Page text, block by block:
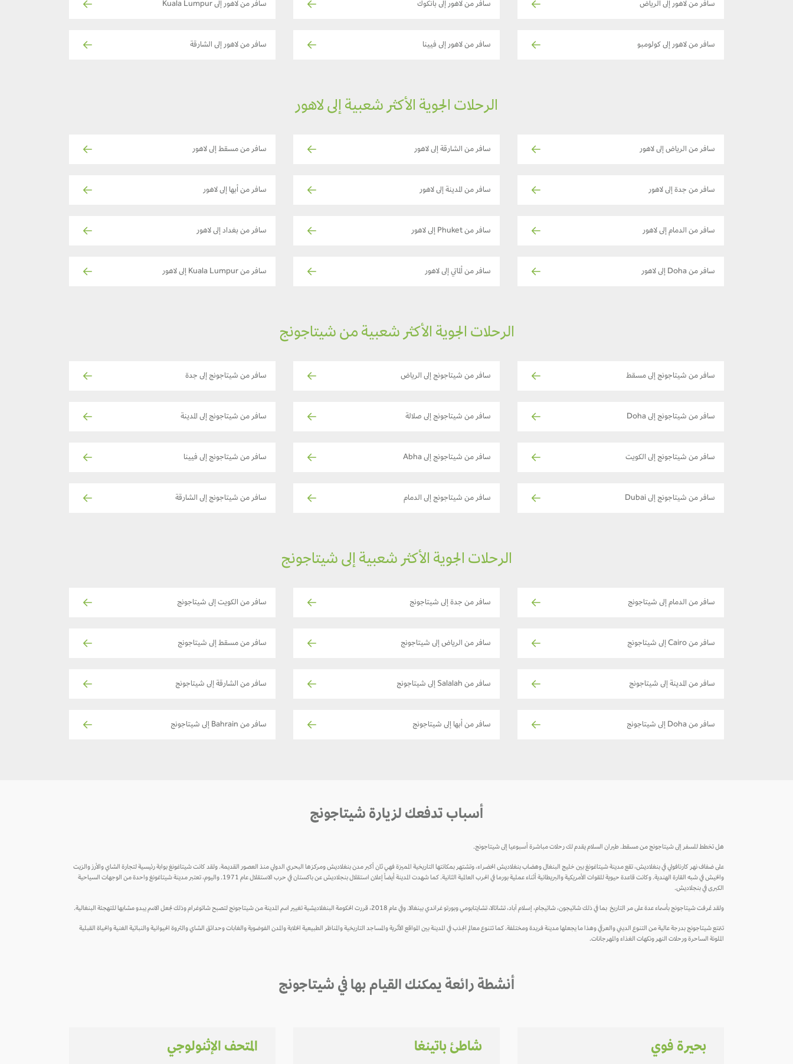
سافر من لاهور إلى الرياض سافر من لاهور إلى بانكوك سافر من لاهور إلى Kuala Lumpur
سافر من لاهور إلى كولومبو سافر من لاهور إلى فيينا سافر من لاهور إلى الشارقة
الرحلات الجوية الأكثر شعبية إلى لاهور
سافر من الرياض إلى لاهور سافر من الشارقة إلى لاهور سافر من مسقط إلى لاهور
سافر من جدة إلى لاهور سافر من المدينة إلى لاهور سافر من أبها إلى لاهور
سافر من الدمام إلى لاهور سافر من Phuket إلى لاهور سافر من بغداد إلى لاهور
سافر من Doha إلى لاهور سافر من ألماتي إلى لاهور سافر من Kuala Lumpur إلى لاهور
الرحلات الجوية الأكثر شعبية من شيتاجونج
سافر من شيتاجونج إلى مسقط سافر من شيتاجونج إلى الرياض سافر من شيتاجونج إلى جدة
سافر من شيتاجونج إلى Doha سافر من شيتاجونج إلى صلالة سافر من شيتاجونج إلى المدينة
سافر من شيتاجونج إلى الكويت سافر من شيتاجونج إلى Abha سافر من شيتاجونج إلى فيينا
سافر من شيتاجونج إلى Dubai سافر من شيتاجونج إلى الدمام سافر من شيتاجونج إلى الشارقة
الرحلات الجوية الأكثر شعبية إلى شيتاجونج
سافر من الدمام إلى شيتاجونج سافر من جدة إلى شيتاجونج سافر من الكويت إلى شيتاجونج
سافر من Cairo إلى شيتاجونج سافر من الرياض إلى شيتاجونج سافر من مسقط إلى شيتاجونج
سافر من المدينة إلى شيتاجونج سافر من Salalah إلى شيتاجونج سافر من الشارقة إلى شيتاجونج
سافر من Doha إلى شيتاجونج سافر من أبها إلى شيتاجونج سافر من Bahrain إلى شيتاجونج
أسباب تدفعك لزيارة شيتاجونج
هل تخطط للسفر إلى شيتاجونج من مسقط. طيران السلام يقدم لك رحلات مباشرة أسبوعيا إلى شيتاجونج.
على ضفاف نهر كارنافولي في بنغلاديش، تقع مدينة شيتاغونغ بين خليج البنغال وهضاب بنغلاديش الخضراء، وتشتهر بمكانتها التاريخية المميزة فهي ثان أكبر مدن بنغلاديش ومركزها البحري الدولي منذ العصور القديمة. ولقد كانت شيتاغونغ بوابة رئيسية لتجارة الشاي والأرز والزيت
والخيش في شبه القارة الهندية. وكانت قاعدة حيوية للقوات الأمريكية والبريطانية أثناء عملية بورما في الحرب العالمية الثانية. كما شهدت المدينة أيضاً إعلان استقلال بنجلاديش عن باكستان في حرب الاستقلال عام 1971. واليوم، تعتبر مدينة شيتاغونغ واحدة من الوجهات السياحية
الكبرى في بنجلاديش.
ولقد عُرفت شيتاجونج بأسماء عدة على مر التاريخ بما في ذلك شاتيجون، شاتيجام، إسلام آباد، تشاتالا، تشايتابومي وبورتو غراندي بينغالا. وفي عام 2018، قررت الحكومة البنغلاديشية تغيير اسم المدينة من شيتاجونج لتصبح شاتوغرام وذلك لجعل الاسم يبدو مشابها للتهجئة البنغالية.
تتمتع شيتاجونج بدرجة عالية من التنوع الديني والعرقي وهذا ما يجعلها مدينة فريدة ومختلفة. كما تتنوع معالم الجذب في المدينة بين المواقع الأثرية والمساجد التاريخية والمناظر الطبيعية الخلابة والمدن الفوضوية والغابات وحدائق الشاي والثروة الحيوانية والنباتية الغنية والحياة القبلية
الملونة الساحرة ورحلات النهر ونكهات الغذاء والمهرجانات.
أنشطة رائعة يمكنك القيام بها في شيتاجونج
بحيرة فوي شاطئ باتينغا المتحف الإثنولوجي